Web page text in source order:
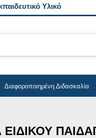
Υλικό
Διαφοροποιημένη Διδασκαλία